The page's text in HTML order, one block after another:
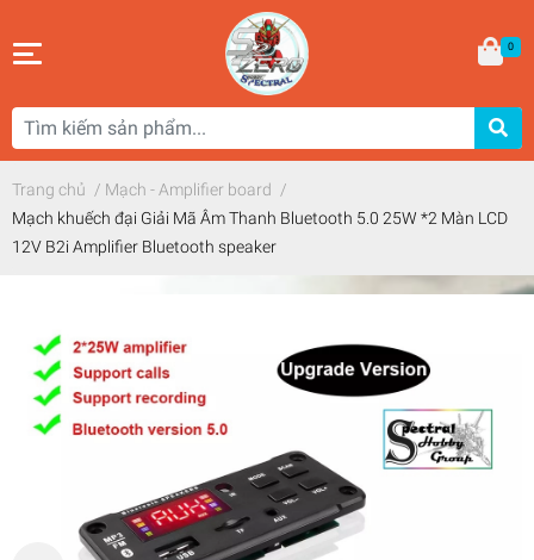
0
Trang chủ / Mạch - Amplifier board /
Mạch khuếch đại Giải Mã Âm Thanh Bluetooth 5.0 25W *2 Màn LCD
12V B2i Amplifier Bluetooth speaker